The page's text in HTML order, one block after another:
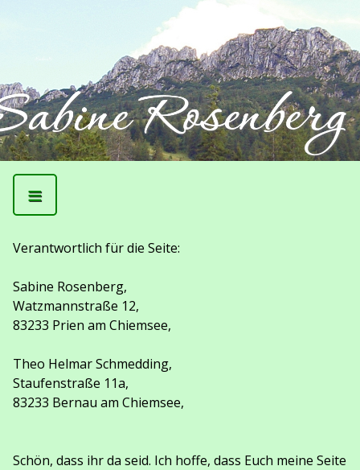
≡
Verantwortlich für die Seite:
Sabine Rosenberg,
Watzmannstraße 12,
83233 Prien am Chiemsee,
Theo Helmar Schmedding,
Staufenstraße 11a,
83233 Bernau am Chiemsee,
Schön, dass ihr da seid. Ich hoffe, dass Euch meine Seite